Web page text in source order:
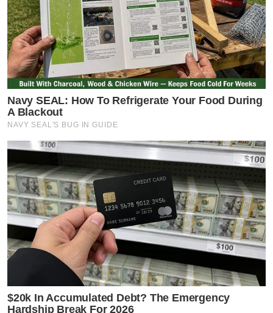
Navy SEAL: How To Refrigerate Your Food During
A Blackout
NAVY SEAL'S BUG IN GUIDE
$20k In Accumulated Debt? The Emergency
Hardship Break For 2026